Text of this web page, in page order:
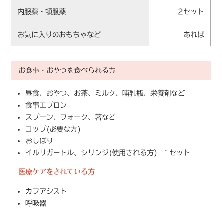
内服薬・頓服薬 2セット
お気に入りのおもちゃなど あれば
お食事・おやつを食べられる方
昼食、おやつ、お茶、ミルク、哺乳瓶、栄養剤など
食事エプロン
スプーン、フォーク、箸など
コップ(必要な方)
おしぼり
イルリガートル、シリンジ(使用される方) 1セット
医療ケアをされている方
カフアシスト
呼吸器